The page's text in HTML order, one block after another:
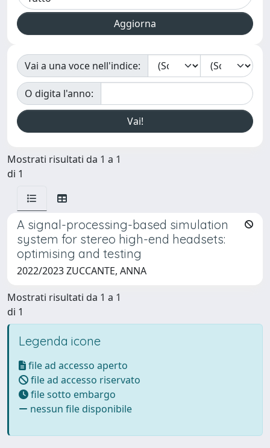
Vai a una voce nell'indice:
O digita l'anno:
Mostrati risultati da 1 a 1
di 1
A signal-processing-based simulation
system for stereo high-end headsets:
optimising and testing
2022/2023 ZUCCANTE, ANNA
Mostrati risultati da 1 a 1
di 1
Legenda icone
file ad accesso aperto
file ad accesso riservato
file sotto embargo
nessun file disponibile